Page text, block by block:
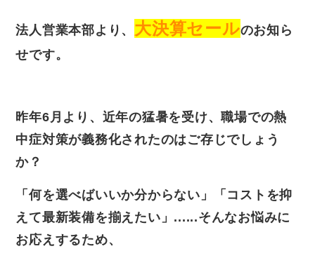
法人営業本部より、 大決算セールのお知ら
せです。
昨年6月より、近年の猛暑を受け、職場での熱
中症対策が義務化されたのはご存じでしょう
か？
「何を選べばいいか分からない」「コストを抑
えて最新装備を揃えたい」......そんなお悩みに
お応えするため、